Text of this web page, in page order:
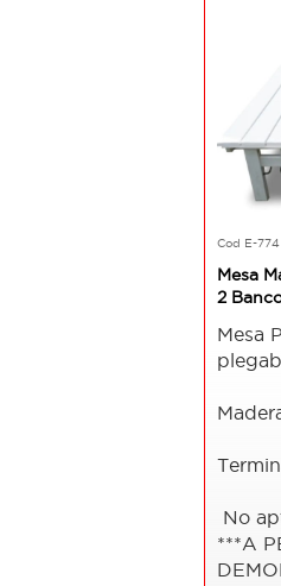
Cod E-774
Mesa
2
Mesa
No
***A